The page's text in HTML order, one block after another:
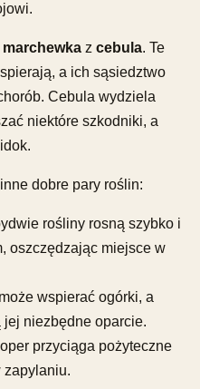
marchewka z cebula. Te
a ich sąsiedztwo
Cebula wydziela
niektóre szkodniki, a
dobre pary roślin:
rośliny rosną szybko i
oszczędzając miejsce w
wspierać ogórki, a
niezbędne oparcie.
przyciąga pożyteczne
zapylaniu.